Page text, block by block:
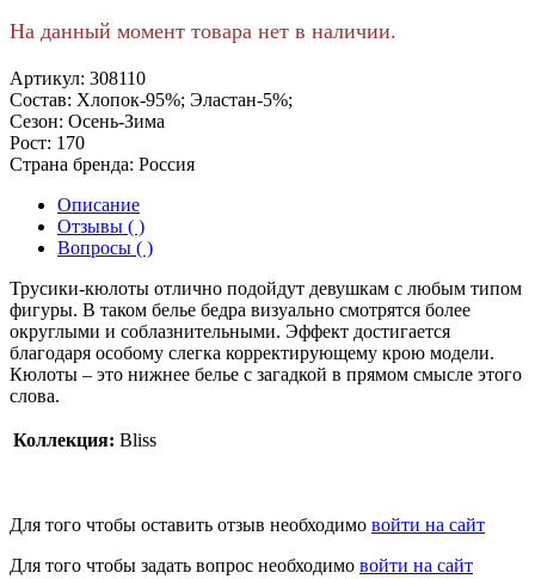
На данный момент товара нет в наличии.
Артикул: 308110
Состав: Хлопок-95%; Эластан-5%;
Сезон: Осень-Зима
Рост: 170
Страна бренда: Россия
Описание
Отзывы ( )
Вопросы ( )
Трусики-кюлоты отлично подойдут девушкам с любым типом
фигуры. В таком белье бедра визуально смотрятся более
округлыми и соблазнительными. Эффект достигается
благодаря особому слегка корректирующему крою модели.
Кюлоты – это нижнее белье с загадкой в прямом смысле этого
слова.
Коллекция: Bliss
Для того чтобы оставить отзыв необходимо войти на сайт
Для того чтобы задать вопрос необходимо войти на сайт